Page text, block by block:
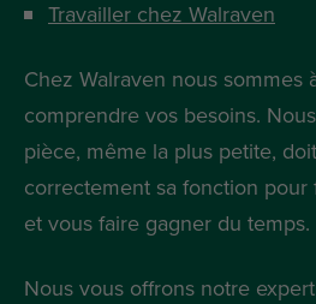
Travailler chez Walraven
Chez Walraven nous sommes
comprendre vos besoins.
pièce, même la plus petite,
correctement sa fonction pour
et vous faire gagner du temps.
Nous vous offrons notre